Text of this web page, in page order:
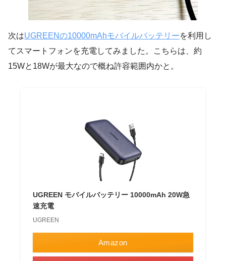
次はUGREENの10000mAhモバイルバッテリーを利用し
てスマートフォンを充電してみました。こちらは、約
15Wと18Wが最大なので概ね許容範囲内かと。
UGREEN モバイルバッテリー 10000mAh 20W急
速充電
UGREEN
Amazon